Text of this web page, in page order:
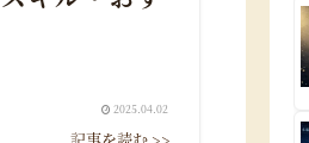
2025.04.02